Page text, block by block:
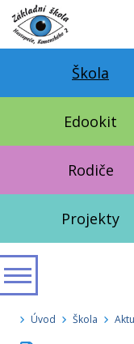
Škola
Edookit
Rodiče
Projekty
Úvod Škola